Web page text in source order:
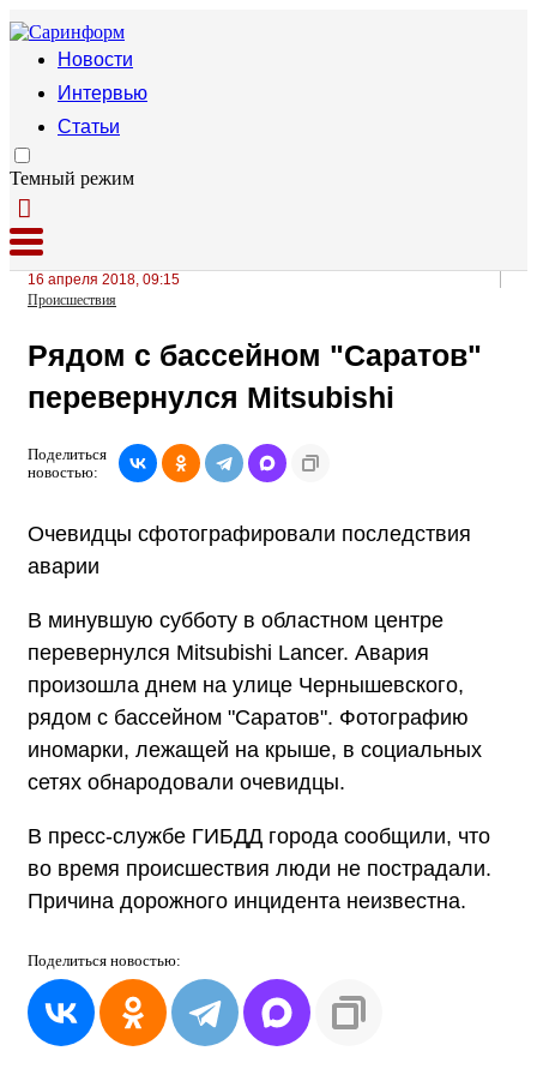
Новости
Интервью
Статьи
Темный режим
16 апреля 2018, 09:15
Происшествия
Рядом с бассейном "Саратов"
перевернулся Mitsubishi
Поделиться
новостью:
Очевидцы сфотографировали последствия
аварии
В минувшую субботу в областном центре
перевернулся Mitsubishi Lancer. Авария
произошла днем на улице Чернышевского,
рядом с бассейном "Саратов". Фотографию
иномарки, лежащей на крыше, в социальных
сетях обнародовали очевидцы.
В пресс-службе ГИБДД города сообщили, что
во время происшествия люди не пострадали.
Причина дорожного инцидента неизвестна.
Поделиться новостью: